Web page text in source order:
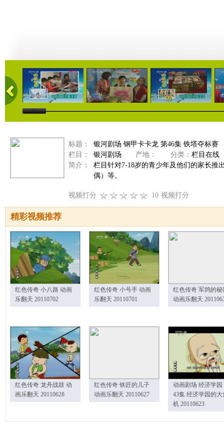
06:17 04:37 06:26
标题：
银河剧场 钢甲卡卡龙 第46集 铁塔夺标赛
栏目：
银河剧场 产地： 分类： 栏目在线
简介：
栏目针对7-18岁的青少年及他们的家长推
偶）等。
视频打分 10 视频打分
精彩视频推荐
红色传奇 小八路 动画
乐翻天 20110702
红色传奇 小号手 动画
乐翻天 20110701
红色传奇 军鸽的秘
动画乐翻天
红色传奇 龙舟战鼓 动
画乐翻天 20110628
红色传奇 铁匠的儿子
动画乐翻天 20110627
动画剧场 经济学园
43集 经济学园的大
机 20110623